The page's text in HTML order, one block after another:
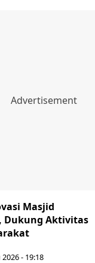
Masjid
Dukung Aktivitas
- 19:18